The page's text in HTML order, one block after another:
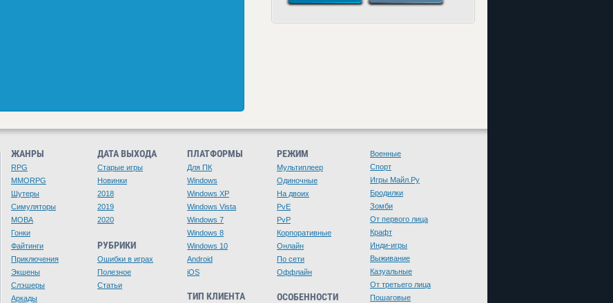
ЖАНРЫ
RPG
MMORPG
Шутеры
Симуляторы
MOBA
Гонки
Файтинги
Приключения
Экшены
Слэшеры
Аркады
ДАТА ВЫХОДА
Старые игры
Новинки
2018
2019
2020
РУБРИКИ
Ошибки в играх
Полезное
Статьи
ПЛАТФОРМЫ
Для ПК
Windows
Windows XP
Windows Vista
Windows 7
Windows 8
Windows 10
Android
iOS
ТИП КЛИЕНТА
РЕЖИМ
Мультиплеер
Одиночные
На двоих
PvE
PvP
Корпоративные
Онлайн
По сети
Оффлайн
ОСОБЕННОСТИ
Военные
Спорт
Игры Майл.Ру
Бродилки
Зомби
От первого лица
Крафт
Инди-игры
Выживание
Казуальные
От третьего лица
Пошаговые